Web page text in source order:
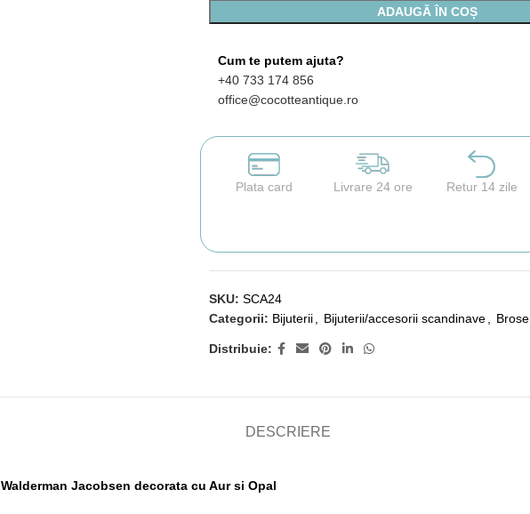
ADAUGĂ ÎN COȘ
Cum te putem ajuta?
+40 733 174 856
office@cocotteantique.ro
Plata card Livrare 24 ore Retur 14 zile
SKU: SCA24
Categorii: Bijuterii Bijuterii/accesorii scandinave Brose
Distribuie:
DESCRIERE
Jacobsen decorata cu Aur si Opal